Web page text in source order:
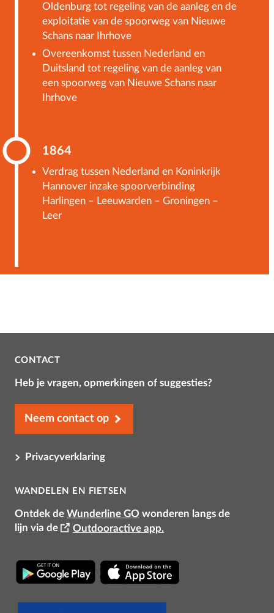
Oldenburg tot regeling van de aanleg en de
exploitatie van de spoorweg van Nieuwe
Schans naar Ihrhove
Overeenkomst tussen Nederland en
Duitsland tot regeling van de aanleg van
een spoorweg van Nieuwe Schans naar
Ihrhove
1864
Verdrag tussen Nederland en Koninkrijk
Hannover inzake spoorverbinding
Harlingen – Leeuwarden – Groningen –
Leer
CONTACT
Heb je vragen, opmerkingen of suggesties?
Neem contact op
Privacyverklaring
WANDELEN EN FIETSEN
Ontdek de Wunderline GO wonderen langs de
lijn via de Outdooractive app.